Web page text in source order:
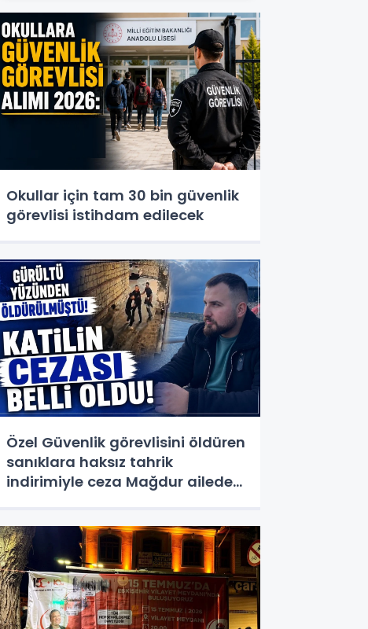
Okullar için tam 30 bin güvenlik
görevlisi istihdam edilecek
Özel Güvenlik görevlisini öldüren
sanıklara haksız tahrik
indirimiyle ceza Mağdur aileden